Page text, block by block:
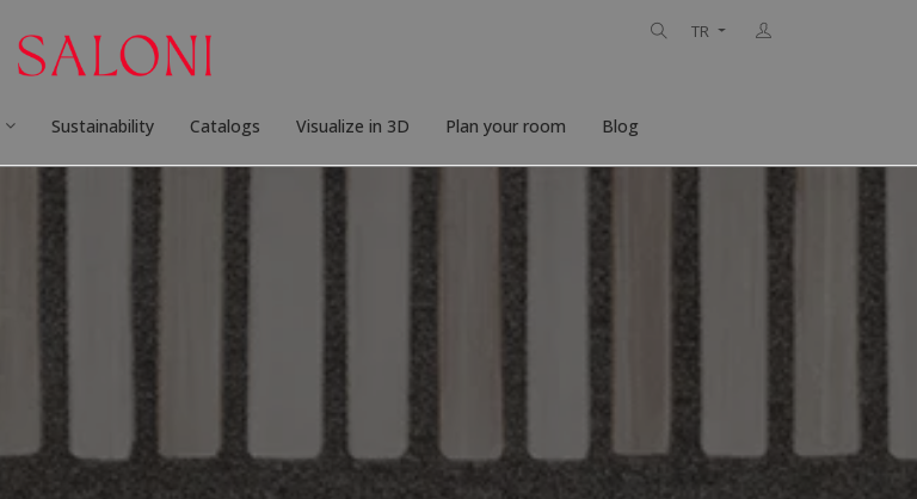
TR
Sustainability Catalogs Visualize in 3D Plan your room Blog